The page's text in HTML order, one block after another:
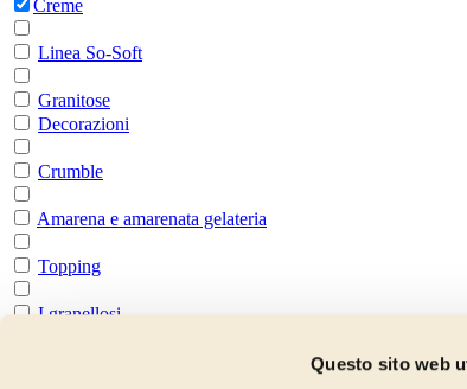
Questo sito web
Creme
Linea So-Soft
Granitose
Decorazioni
Crumble
Amarena e amarenata gelateria
Topping
I granellosi